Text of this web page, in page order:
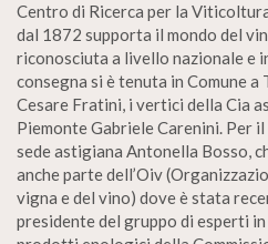
Centro di Ricerca per la
dal 1872 supporta il mondo del
riconosciuta a livello nazionale e
consegna si è tenuta in Comune a
Cesare Fratini, i vertici della Cia
Piemonte Gabriele Carenini. Per
sede astigiana Antonella Bosso,
anche parte dell’Oiv
vigna e del vino) dove è stata
presidente del gruppo di esperti